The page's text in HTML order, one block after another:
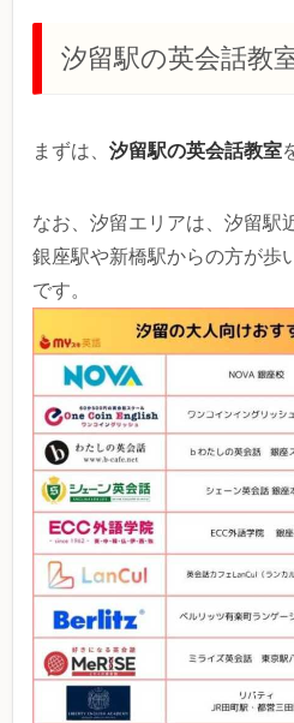
汐留駅の英会話教
まずは、 汐留駅の英会話教室
なお、汐留エリアは、汐留駅
銀座駅や新橋駅からの方が歩
です。